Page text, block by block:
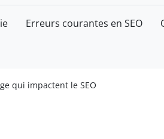
Erreurs courantes en SEO
qui impactent le SEO